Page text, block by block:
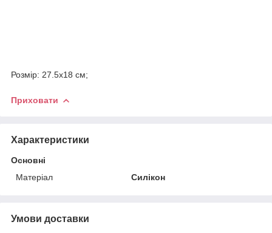
Розмір: 27.5х18 см;
Приховати
Характеристики
Основні
Матеріал
Силікон
Умови доставки